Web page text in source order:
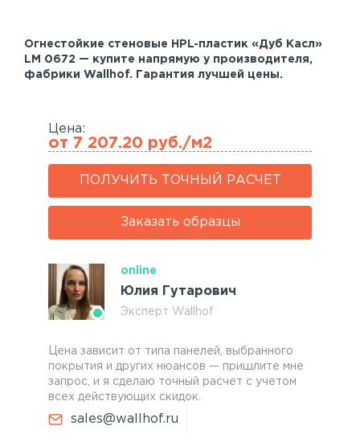
Огнестойкие стеновые HPL-пластик «Дуб Касл»
LM 0672 — купите напрямую у производителя,
фабрики Wallhof. Гарантия лучшей цены.
Цена:
от 7 207.20 руб./м2
ПОЛУЧИТЬ ТОЧНЫЙ РАСЧЕТ
Заказать образцы
online
Юлия Гутарович
Эксперт Wallhof
Цена зависит от типа панелей, выбранного
покрытия и других нюансов — пришлите мне
запрос, и я сделаю точный расчет с учетом
всех действующих скидок.
sales@wallhof.ru